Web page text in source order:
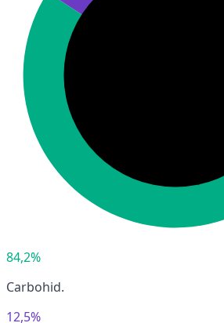
84,2%
Carbohid.
12,5%